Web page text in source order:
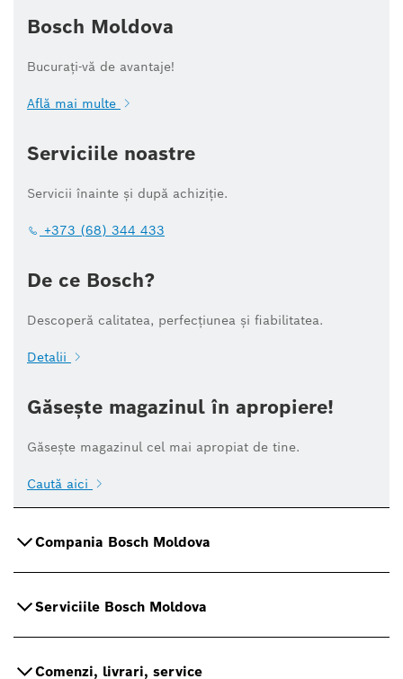
Bosch Moldova
Bucurați-vă de avantaje!
Află mai multe
Serviciile noastre
Servicii înainte și după achiziție.
+373 (68) 344 433
De ce Bosch?
Descoperă calitatea, perfecțiunea și fiabilitatea.
Detalii
Găsește magazinul în apropiere!
Găsește magazinul cel mai apropiat de tine.
Caută aici
Compania Bosch Moldova
Serviciile Bosch Moldova
Comenzi, livrari, service